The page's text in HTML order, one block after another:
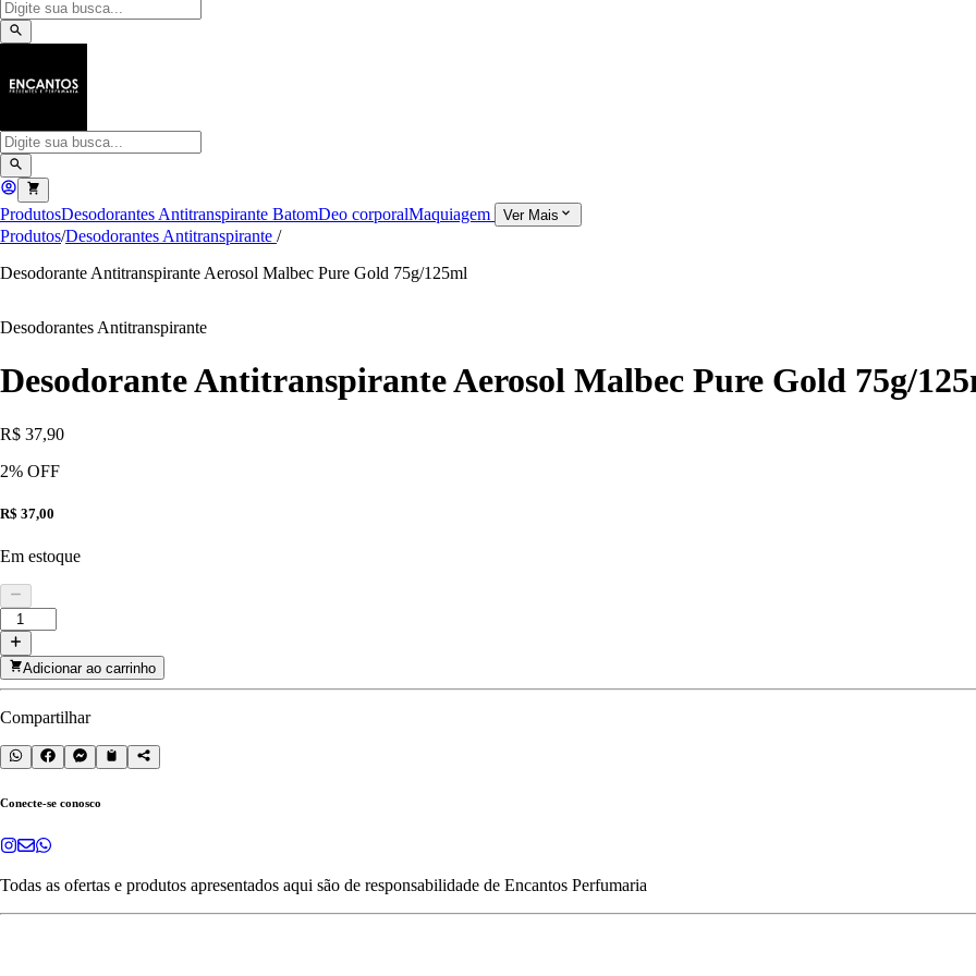
ProdutosDesodorantes Antitranspirante BatomDeo corporalMaquiagem Ver Mais
Produtos/Desodorantes Antitranspirante /
Desodorante Antitranspirante Aerosol Malbec Pure Gold 75g/125ml
Desodorantes Antitranspirante
Desodorante Antitranspirante Aerosol Malbec Pure Gold 75g/
R$ 37,90
2% OFF
R$ 37,00
Em estoque
Adicionar ao carrinho
Compartilhar
Conecte-se conosco
Todas as ofertas e produtos apresentados aqui são de responsabilidade de Encantos Perfumaria